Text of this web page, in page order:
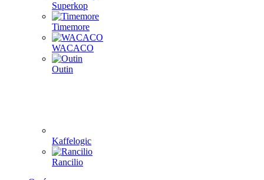
Superkop
Timemore
WACACO
Outin
Kaffelogic
Rancilio